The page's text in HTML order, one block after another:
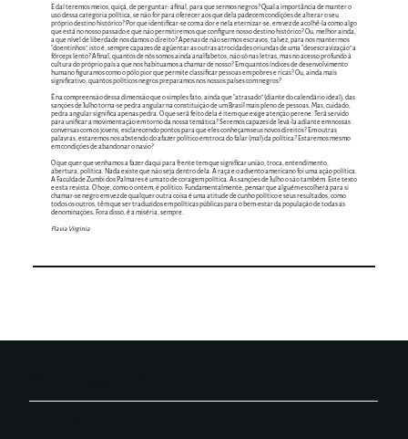
E daí teremos meios, quiçá, de perguntar: afinal, para que sermos negros? Qual a importância de manter o
uso dessa categoria política, se não for para oferecer aos que dela padecem condições de alterar o seu
próprio destino histórico? Por que identificar-se com a dor e nela eternizar-se, em vez de acolhê-la como algo
que está no nosso passado e que não permitiremos que configure nosso destino histórico? Ou, melhor ainda,
a que nível de liberdade nos damos o direito? Apenas de não sermos escravos, talvez, para nos mantermos
“doentinhos”, isto é, sempre capazes de agüentar as outras atrocidades oriundas de uma “desescravização” a
fórceps lento? Afinal, quantos de nós somos ainda analfabetos, não só nas letras, mas no acesso profundo à
cultura do próprio país a que nos habituamos a chamar de nosso? Em quantos índices de desenvolvimento
humano figuramos como o pólo pior que permite classificar pessoas em pobres e ricas? Ou, ainda mais
significativo, quantos políticos negros preparamos nos nossos países com negros?
É na compreensão dessa dimensão que o simples fato, ainda que “atrasado” (diante do calendário ideal), das
sanções de Julho torna-se pedra angular na constituição de um Brasil mais pleno de pessoas. Mas, cuidado,
pedra angular significa apenas pedra. O que será feito dela é item que exige atenção perene. Terá servido
para unificar a movimentação em torno da nossa temática? Seremos capazes de levá-la adiante em nossas
conversas com os jovens, esclarecendo pontos para que eles conheçam seus novos direitos? Em outras
palavras, estaremos nos abstendo do afazer político em troca do falar (mal) da política? Estaremos mesmo
em condições de abandonar o navio?
O que quer que venhamos a fazer daqui para frente tem que significar união, troca, entendimento,
abertura, política. Nada existe que não seja dentro dela. A raça e o advento americano foi uma ação política.
A Faculdade Zumbi dos Palmares é um ato de coragem política. As sanções de Julho o são também. Este texto
e esta revista. O hoje, como o ontem, é político. Fundamentalmente, pensar que alguém escolherá para si
chamar-se negro em vez de qualquer outra coisa é uma atitude de cunho político e seus resultados, como
todos os outros, têm que ser traduzidos em políticas públicas para o bem-estar da população de todas as
denominações. Fora disso, é a miséria, sempre.
Flavia Virginia